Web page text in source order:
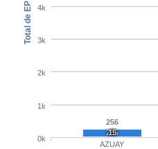
Total de EP
256
235
6
15
AZUAY
0k
1k
2k
3k
4k